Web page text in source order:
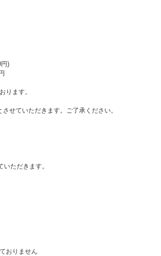
)
ります。
せていただきます。ご了承ください。
ただきます。
おりません